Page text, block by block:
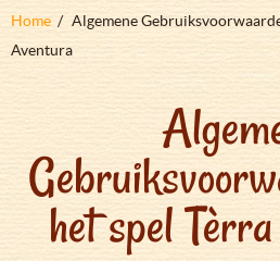
Kruimelpad
Home
Algemene
Aventura
het spel